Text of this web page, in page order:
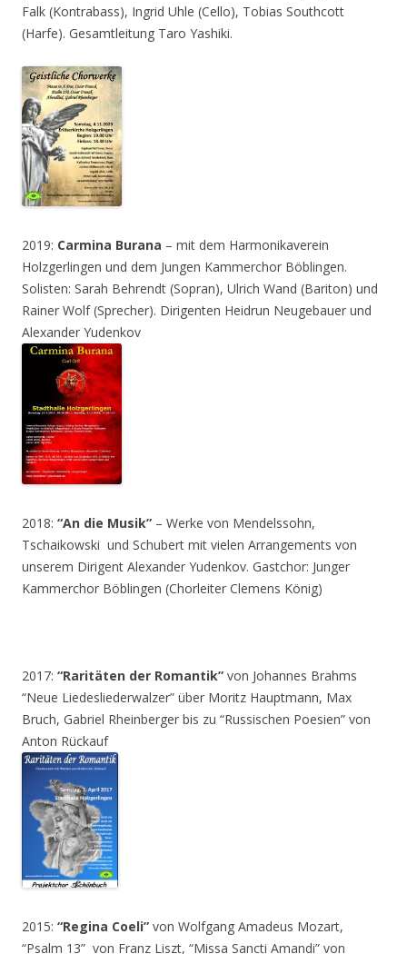
Falk (Kontrabass), Ingrid Uhle (Cello), Tobias Southcott
(Harfe). Gesamtleitung Taro Yashiki.
2019: Carmina Burana – mit dem Harmonikaverein
Holzgerlingen und dem Jungen Kammerchor Böblingen.
Solisten: Sarah Behrendt (Sopran), Ulrich Wand (Bariton) und
Rainer Wolf (Sprecher). Dirigenten Heidrun Neugebauer und
Alexander Yudenkov
2018: “An die Musik” – Werke von Mendelssohn,
Tschaikowski und Schubert mit vielen Arrangements von
unserem Dirigent Alexander Yudenkov. Gastchor: Junger
Kammerchor Böblingen (Chorleiter Clemens König)
2017: “Raritäten der Romantik” von Johannes Brahms
“Neue Liedesliederwalzer” über Moritz Hauptmann, Max
Bruch, Gabriel Rheinberger bis zu “Russischen Poesien” von
Anton Rückauf
2015: “Regina Coeli” von Wolfgang Amadeus Mozart,
“Psalm 13” von Franz Liszt, “Missa Sancti Amandi” von